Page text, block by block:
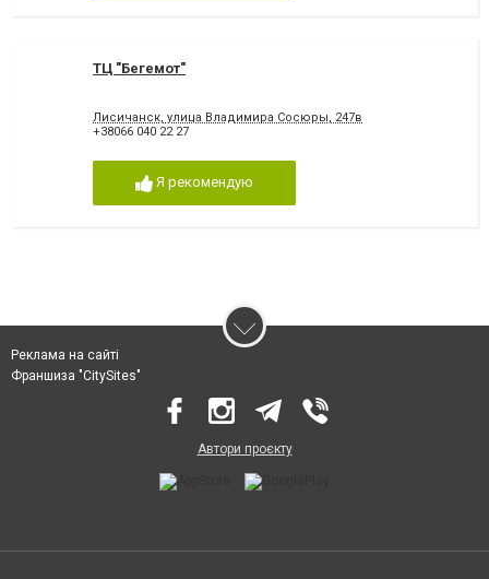
ТЦ "Бегемот"
Лисичанск, улица Владимира Сосюры, 247в
+38066 040 22 27
Я рекомендую
Реклама на сайті
Франшиза "CitySites"
Автори проєкту